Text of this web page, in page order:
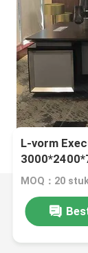
L-vorm
van de baas
MOQ：20